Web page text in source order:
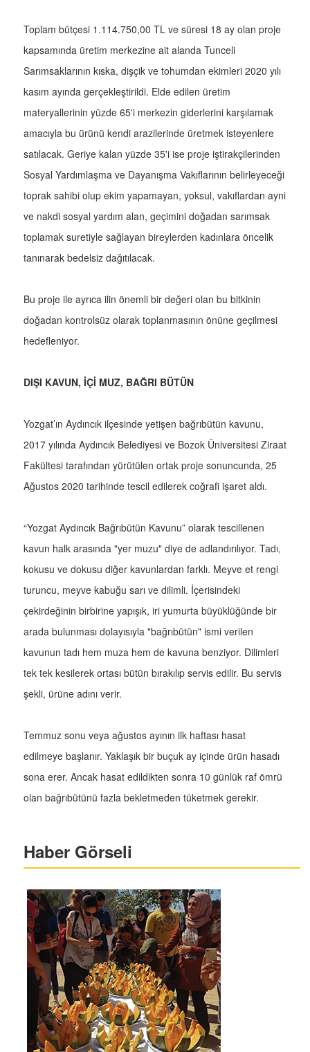
Toplam bütçesi 1.114.750,00 TL ve süresi 18 ay olan proje
kapsamında üretim merkezine ait alanda Tunceli
Sarımsaklarının kıska, dişçik ve tohumdan ekimleri 2020 yılı
kasım ayında gerçekleştirildi. Elde edilen üretim
materyallerinin yüzde 65'i merkezin giderlerini karşılamak
amacıyla bu ürünü kendi arazilerinde üretmek isteyenlere
satılacak. Geriye kalan yüzde 35'i ise proje iştirakçilerinden
Sosyal Yardımlaşma ve Dayanışma Vakıflarının belirleyeceği
toprak sahibi olup ekim yapamayan, yoksul, vakıflardan ayni
ve nakdi sosyal yardım alan, geçimini doğadan sarımsak
toplamak suretiyle sağlayan bireylerden kadınlara öncelik
tanınarak bedelsiz dağıtılacak.
Bu proje ile ayrıca ilin önemli bir değeri olan bu bitkinin
doğadan kontrolsüz olarak toplanmasının önüne geçilmesi
hedefleniyor.
DIŞI KAVUN, İÇİ MUZ, BAĞRI BÜTÜN
Yozgat’ın Aydıncık ilçesinde yetişen bağrıbütün kavunu,
2017 yılında Aydıncık Belediyesi ve Bozok Üniversitesi Ziraat
Fakültesi tarafından yürütülen ortak proje sonuncunda, 25
Ağustos 2020 tarihinde tescil edilerek coğrafi işaret aldı.
“Yozgat Aydıncık Bağrıbütün Kavunu” olarak tescillenen
kavun halk arasında "yer muzu" diye de adlandırılıyor. Tadı,
kokusu ve dokusu diğer kavunlardan farklı. Meyve et rengi
turuncu, meyve kabuğu sarı ve dilimli. İçerisindeki
çekirdeğinin birbirine yapışık, iri yumurta büyüklüğünde bir
arada bulunması dolayısıyla "bağrıbütün" ismi verilen
kavunun tadı hem muza hem de kavuna benziyor. Dilimleri
tek tek kesilerek ortası bütün bırakılıp servis edilir. Bu servis
şekli, ürüne adını verir.
Temmuz sonu veya ağustos ayının ilk haftası hasat
edilmeye başlanır. Yaklaşık bir buçuk ay içinde ürün hasadı
sona erer. Ancak hasat edildikten sonra 10 günlük raf ömrü
olan bağrıbütünü fazla bekletmeden tüketmek gerekir.
Haber Görseli